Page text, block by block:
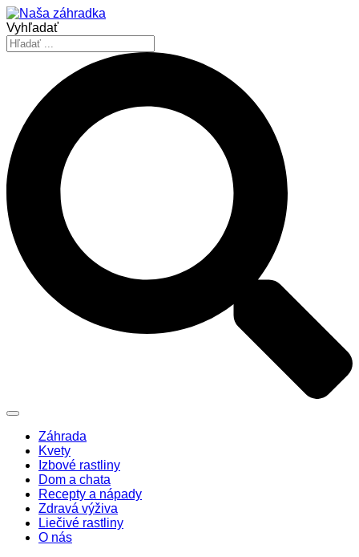
Vyhľadať
Záhrada
Kvety
Izbové rastliny
Dom a chata
Recepty a nápady
Zdravá výživa
Liečivé rastliny
O nás